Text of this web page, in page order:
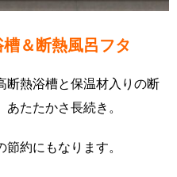
＆断熱風呂フタ
断熱浴槽と保温材入りの断
たたかさ長続き。
約にもなります。